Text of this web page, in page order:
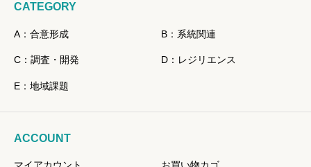
CATEGORY
A：合意形成 B：系統関連
C：調査・開発 D：レジリエンス
E：地域課題
ACCOUNT